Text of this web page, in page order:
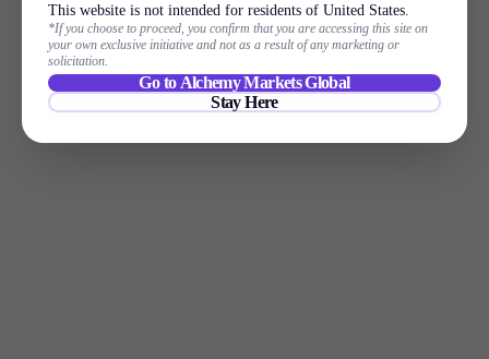
This website is not intended for residents of United States.
*If you choose to proceed, you confirm that you are accessing this site on
your own exclusive initiative and not as a result of any marketing or
solicitation.
Go to Alchemy Markets Global
Stay Here